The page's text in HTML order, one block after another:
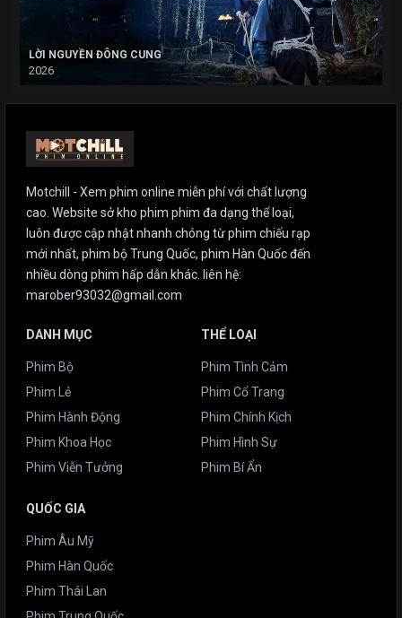
LỜI NGUYỀN ĐÔNG CUNG
2026
Motchill - Xem phim online miễn phí với chất lượng
cao. Website sở kho phim phim đa dạng thể loại,
luôn được cập nhật nhanh chóng từ phim chiếu rạp
mới nhất, phim bộ Trung Quốc, phim Hàn Quốc đến
nhiều dòng phim hấp dẫn khác. liên hệ:
marober93032@gmail.com
DANH MỤC
Phim Bộ
Phim Lẻ
Phim Hành Động
Phim Khoa Học
Phim Viễn Tưởng
THỂ LOẠI
Phim Tình Cảm
Phim Cổ Trang
Phim Chính Kịch
Phim Hình Sự
Phim Bí Ẩn
QUỐC GIA
Phim Âu Mỹ
Phim Hàn Quốc
Phim Thái Lan